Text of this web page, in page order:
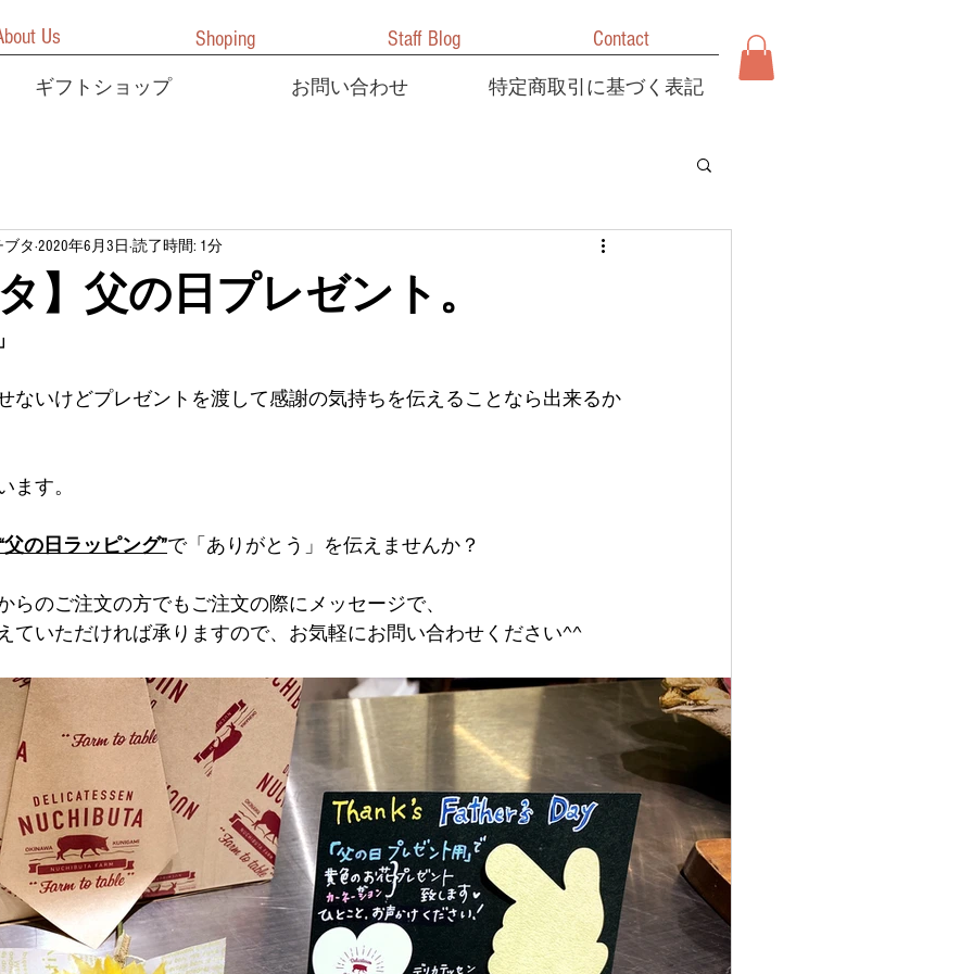
Us Shoping Staff Blog Contact
ギフトショップ お問い合わせ 特定商取引に基づく表記
】父の日プレゼント。
タ 2020年6月3日 読了時間: 1分
ないけどプレゼントを渡して感謝の気持ちを伝えることなら出来るか
ます。
父の日ラッピング”で「ありがとう」を伝えませんか？
らのご注文の方でもご注文の際にメッセージで、
ていただければ承りますので、お気軽にお問い合わせください^^